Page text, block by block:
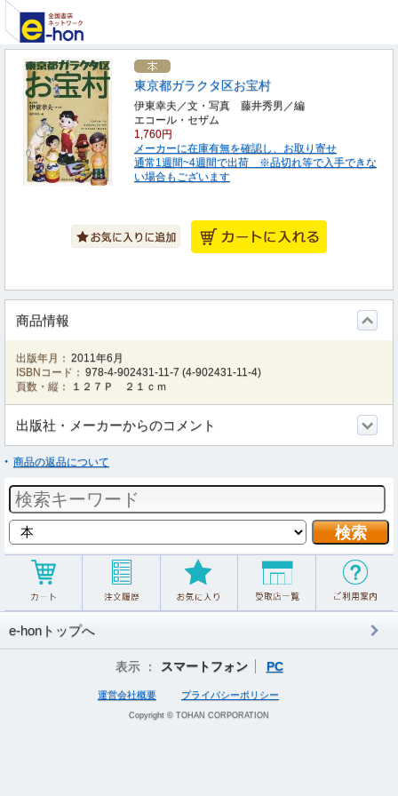
東京都ガラクタ区お宝村
伊東幸夫／文・写真 藤井秀男／編
エコール・セザム
1,760円
メーカーに在庫有無を確認し、お取り寄せ
通常1週間~4週間で出荷 ※品切れ等で入手できな
い場合もございます
商品情報
出版年月： 2011年6月
ISBNコード： 978-4-902431-11-7 (4-902431-11-4)
頁数・縦：
１２７Ｐ ２１ｃｍ
出版社・メーカーからのコメント
商品の返品について
e-honトップへ
表示 ： スマートフォン PC
運営会社概要 プライバシーポリシー
Copyright © TOHAN CORPORATION